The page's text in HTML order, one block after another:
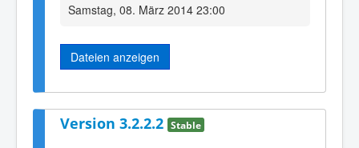
Samstag, 08. März 2014 23:00
Dateien anzeigen
Version 3.2.2.2 Stable